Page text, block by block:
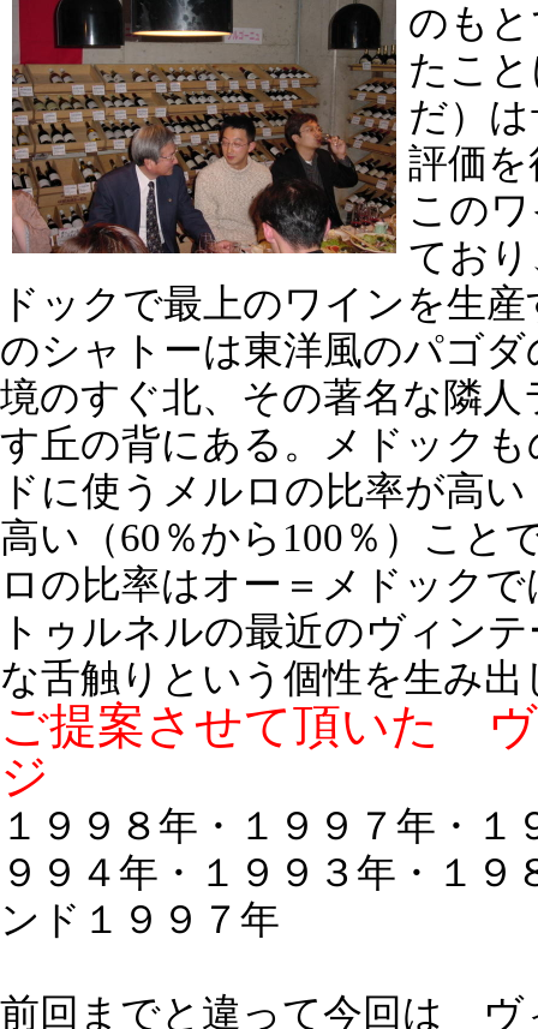
のも
たこ
だ）
評価
この
てお
ドックで最上のワインを生
のシャトーは東洋風のパゴ
境のすぐ北、その著名な隣
す丘の背にある。メドック
ドに使うメルロの比率が高
高い（60％から100％）こと
ロの比率はオー＝メドック
トゥルネルの最近のヴィン
な舌触りという個性を生み出
ご提案させて頂いた
ジ
１９９８年・１９９７年・１
９９４年・１９９３年・１９
ンド１９９７年
前回までと違って今回は ヴ